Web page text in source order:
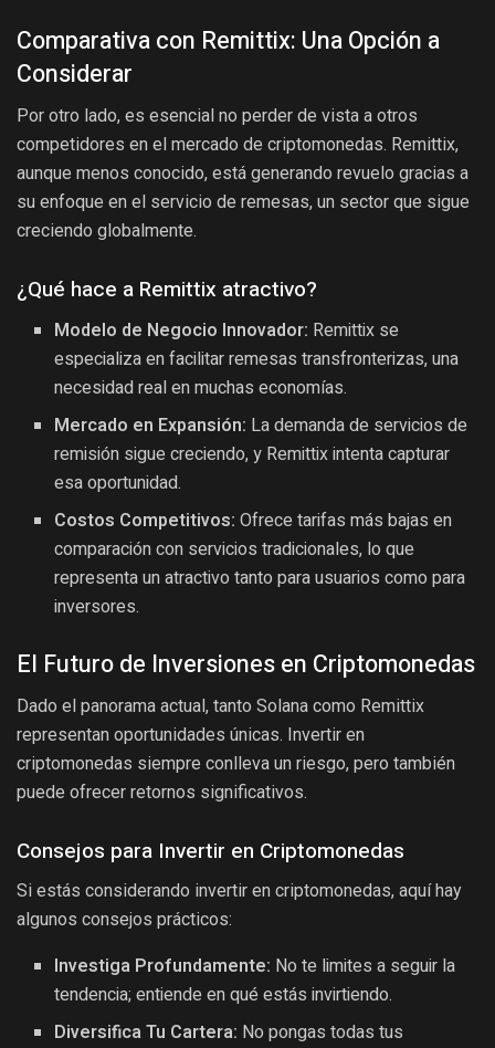
Comparativa con Remittix: Una Opción a
Considerar
Por otro lado, es esencial no perder de vista a otros
competidores en el mercado de criptomonedas. Remittix,
aunque menos conocido, está generando revuelo gracias a
su enfoque en el servicio de remesas, un sector que sigue
creciendo globalmente.
¿Qué hace a Remittix atractivo?
Modelo de Negocio Innovador: Remittix se
especializa en facilitar remesas transfronterizas, una
necesidad real en muchas economías.
Mercado en Expansión: La demanda de servicios de
remisión sigue creciendo, y Remittix intenta capturar
esa oportunidad.
Costos Competitivos: Ofrece tarifas más bajas en
comparación con servicios tradicionales, lo que
representa un atractivo tanto para usuarios como para
inversores.
El Futuro de Inversiones en Criptomonedas
Dado el panorama actual, tanto Solana como Remittix
representan oportunidades únicas. Invertir en
criptomonedas siempre conlleva un riesgo, pero también
puede ofrecer retornos significativos.
Consejos para Invertir en Criptomonedas
Si estás considerando invertir en criptomonedas, aquí hay
algunos consejos prácticos:
Investiga Profundamente: No te limites a seguir la
tendencia; entiende en qué estás invirtiendo.
Diversifica Tu Cartera: No pongas todas tus